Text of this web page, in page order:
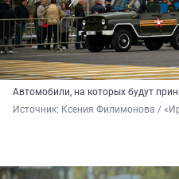
Автомобили, на которых будут
Источник: Ксения Филимонова /